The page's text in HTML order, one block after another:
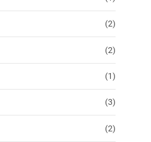
(2)
(2)
(1)
(3)
(2)